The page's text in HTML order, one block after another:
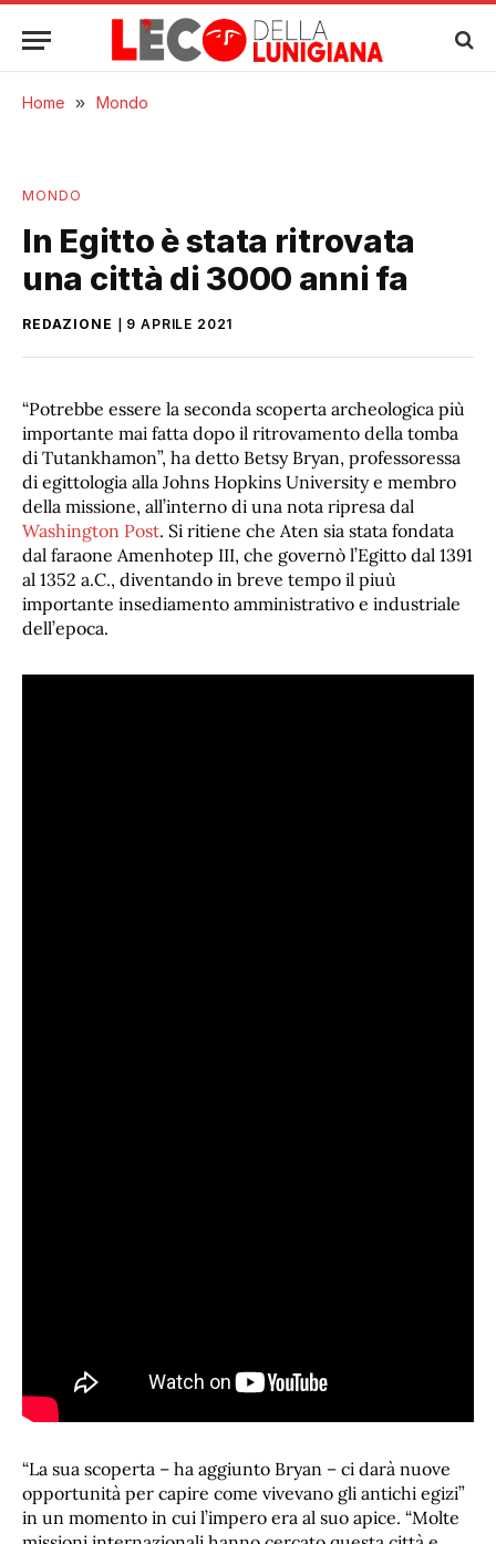
Home » Mondo
MONDO
In Egitto è stata ritrovata
una città di 3000 anni fa
REDAZIONE 9 APRILE 2021
“Potrebbe essere la seconda scoperta archeologica più
importante mai fatta dopo il ritrovamento della tomba
di Tutankhamon”, ha detto Betsy Bryan, professoressa
di egittologia alla Johns Hopkins University e membro
della missione, all’interno di una nota ripresa dal
Washington Post. Si ritiene che Aten sia stata fondata
dal faraone Amenhotep III, che governò l’Egitto dal 1391
al 1352 a.C., diventando in breve tempo il piuù
importante insediamento amministrativo e industriale
dell’epoca.
“La sua scoperta – ha aggiunto Bryan – ci darà nuove
opportunità per capire come vivevano gli antichi egizi”
in un momento in cui l’impero era al suo apice. “Molte